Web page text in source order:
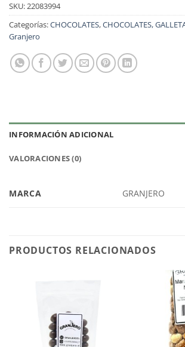
SKU:22083994
Categorías:CHOCOLATES,CHOCOLATES,
Granjero
INFORMACIÓN ADICIONAL
VALORACIONES (0)
MARCA GRANJERO
PRODUCTOS RELACIONADOS